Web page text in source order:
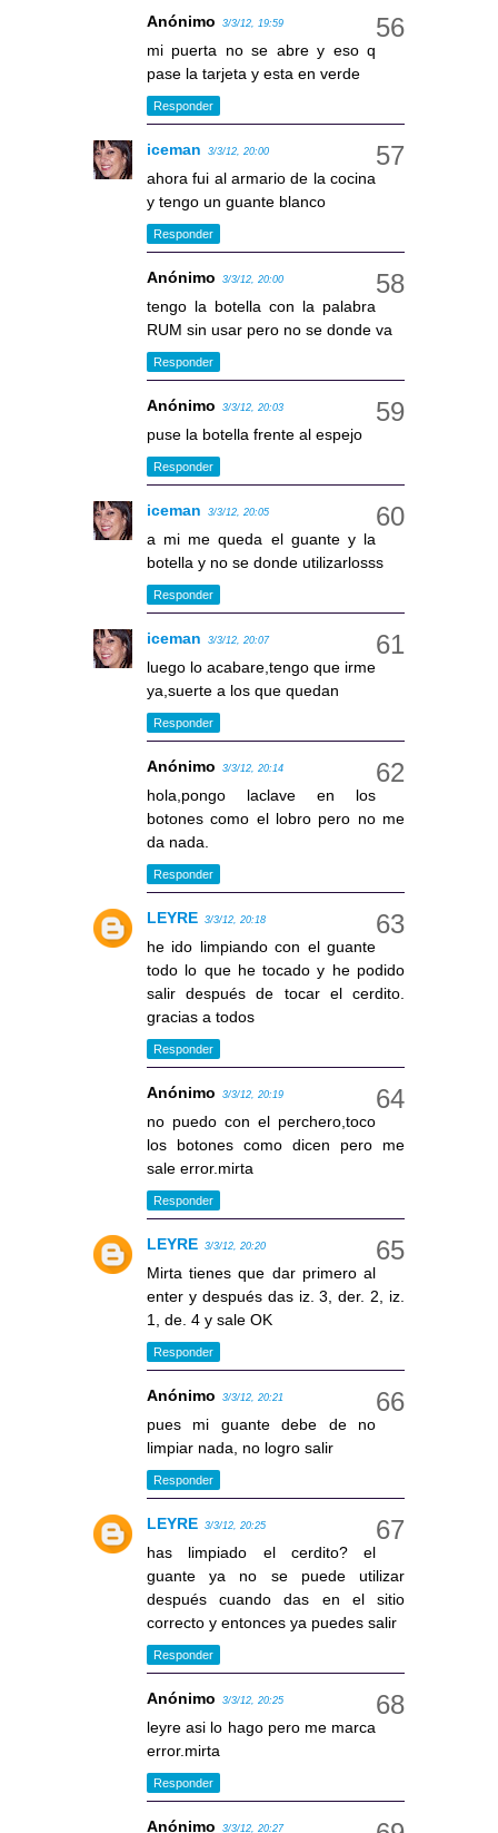
Anónimo 3/3/12, 19:59
mi puerta no se abre y eso q
pase la tarjeta y esta en verde
Responder
iceman 3/3/12, 20:00
ahora fui al armario de la cocina
y tengo un guante blanco
Responder
Anónimo 3/3/12, 20:00
tengo la botella con la palabra
RUM sin usar pero no se donde va
Responder
Anónimo 3/3/12, 20:03
puse la botella frente al espejo
Responder
iceman 3/3/12, 20:05
a mi me queda el guante y la
botella y no se donde utilizarlosss
Responder
iceman 3/3/12, 20:07
luego lo acabare,tengo que irme
ya,suerte a los que quedan
Responder
Anónimo 3/3/12, 20:14
hola,pongo laclave en los
botones como el lobro pero no me
da nada.
Responder
LEYRE 3/3/12, 20:18
he ido limpiando con el guante
todo lo que he tocado y he podido
salir después de tocar el cerdito.
gracias a todos
Responder
Anónimo 3/3/12, 20:19
no puedo con el perchero,toco
los botones como dicen pero me
sale error.mirta
Responder
LEYRE 3/3/12, 20:20
Mirta tienes que dar primero al
enter y después das iz. 3, der. 2, iz.
1, de. 4 y sale OK
Responder
Anónimo 3/3/12, 20:21
pues mi guante debe de no
limpiar nada, no logro salir
Responder
LEYRE 3/3/12, 20:25
has limpiado el cerdito? el
guante ya no se puede utilizar
después cuando das en el sitio
correcto y entonces ya puedes salir
Responder
Anónimo 3/3/12, 20:25
leyre asi lo hago pero me marca
error.mirta
Responder
Anónimo 3/3/12, 20:27